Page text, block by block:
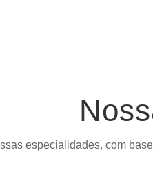
especialidades, com